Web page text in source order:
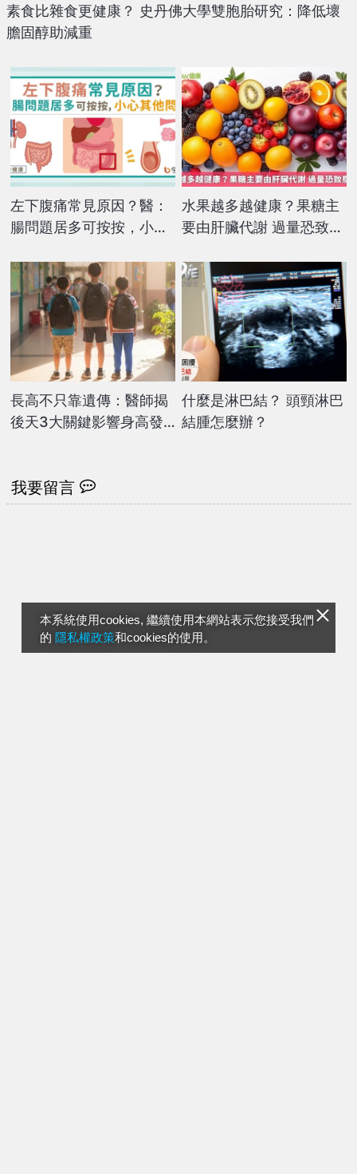
本系統使用cookies, 繼續使用本網站表示您接受我們
的 隱私權政策和cookies的使用。
素食比雜食更健康？ 史丹佛大學雙胞胎研究：降低壞
膽固醇助減重
左下腹痛常見原因？醫：
腸問題居多可按按，小心
水果越多越健康？果糖主
要由肝臟代謝 過量恐致脂
長高不只靠遺傳：醫師揭
後天3大關鍵影響身高發
什麼是淋巴結？ 頭頸淋巴
結腫怎麼辦？
我要留言